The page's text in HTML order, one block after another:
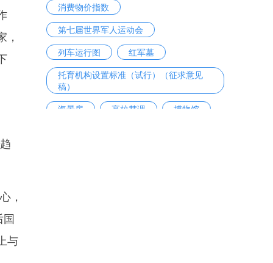
，
国
与
消费物价指数
第七届世界军人运动会
列车运行图
红军墓
托育机构设置标准（试行）（征求意见
稿）
海景房
高校替课
博物馆